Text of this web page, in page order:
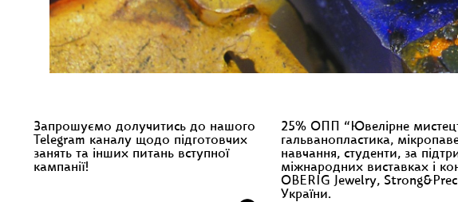
Запрошуємо долучитись до нашого
Telegram каналу щодо підготовчих
занять та інших питань вступної
кампанії!
25% ОПП “Ювелірне
гальванопластика,
навчання, студенти, за
міжнародних виставках і
OBERIG Jewelry,
України.